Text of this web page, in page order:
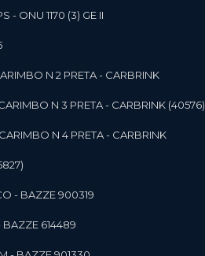
- ONU 1170 (3) GE II
N 2 PRETA - CARBRINK
N 3 PRETA - CARBRINK (40576)
N 4 PRETA - CARBRINK
- BAZZE 900319
BAZZE 614489